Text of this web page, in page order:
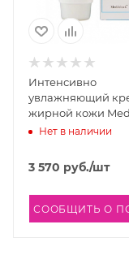
Интенсивно
увлажняющий
жирной кожи
Anti-Oxi Intensive
Нет в наличии
3 570 руб./шт
СООБЩИТЬ О